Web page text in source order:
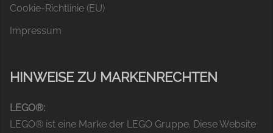
Cookie-Richtlinie (EU)
Impressum
HINWEISE ZU MARKENRECHTEN
LEGO®:
LEGO® ist eine Marke der LEGO Gruppe. Diese Website